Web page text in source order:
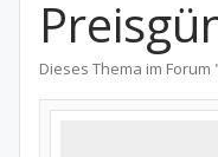
Dieses Thema im Forum